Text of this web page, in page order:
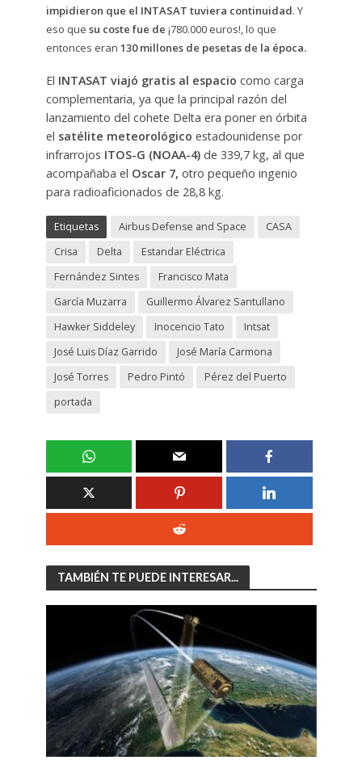
impidieron que el INTASAT tuviera continuidad. Y
eso que su coste fue de ¡780.000 euros!, lo que
entonces eran 130 millones de pesetas de la época.
El INTASAT viajó gratis al espacio como carga
complementaria, ya que la principal razón del
lanzamiento del cohete Delta era poner en órbita
el satélite meteorológico estadounidense por
infrarrojos ITOS-G (NOAA-4) de 339,7 kg, al que
acompañaba el Oscar 7, otro pequeño ingenio
para radioaficionados de 28,8 kg.
Etiquetas Airbus Defense and Space
CASA
Crisa
Delta
Estandar Eléctrica
Fernández Sintes
Francisco Mata
García Muzarra
Guillermo Álvarez Santullano
Hawker Siddeley
Inocencio Tato
Intsat
José Luis Díaz Garrido
José María Carmona
José Torres
Pedro Pintó
Pérez del Puerto
portada
TAMBIÉN TE PUEDE INTERESAR...